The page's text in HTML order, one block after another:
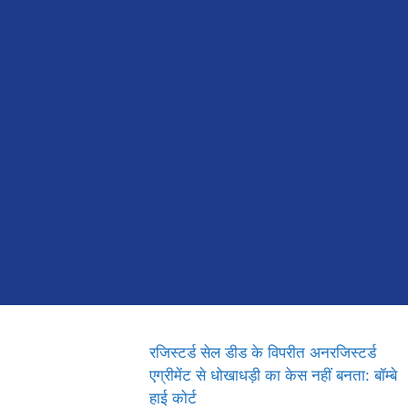
रजिस्टर्ड सेल डीड के विपरीत अनरजिस्टर्ड
एग्रीमेंट से धोखाधड़ी का केस नहीं बनता: बॉम्बे
हाई कोर्ट